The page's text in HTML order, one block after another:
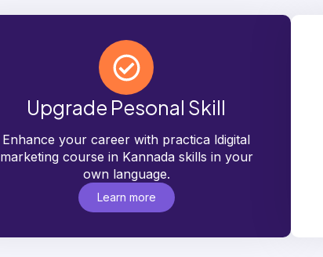
Upgrade Pesonal Skill
Enhance your career with practica ldigital
marketing course in Kannada skills in your
own language.
Learn more